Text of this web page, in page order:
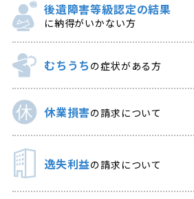
後遺障害等級認定の結果
に納得がいかない方
むちうちの症状がある方
休業損害の請求について
逸失利益の請求について